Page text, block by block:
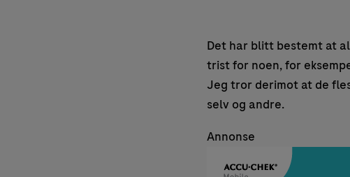
Det har blitt bestemt at
trist for noen, for
Jeg tror derimot at de
selv og andre.
Annonse